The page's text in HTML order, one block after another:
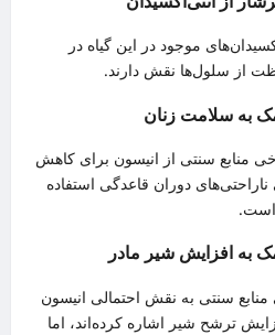
موجود در این گیاه در
از سلول‌ها نقش دارند.
منابع سنتی از انیسون برای کاهش
دوران قاعدگی استفاده
سنتی به نقش احتمالی انیسون
ترشح شیر اشاره کرده‌اند، اما